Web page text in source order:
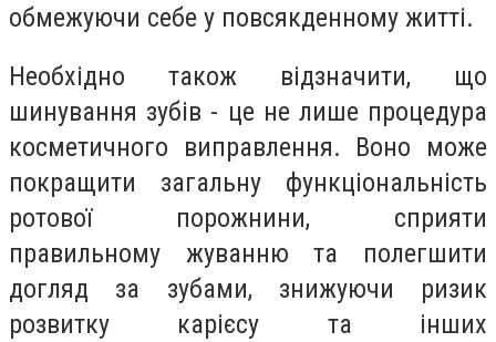
обмежуючи себе у повсякденному житті.
Необхідно також відзначити, що
шинування зубів - це не лише процедура
косметичного виправлення. Воно може
покращити загальну функціональність
ротової порожнини, сприяти
правильному жуванню та полегшити
догляд за зубами, знижуючи ризик
розвитку карієсу та інших